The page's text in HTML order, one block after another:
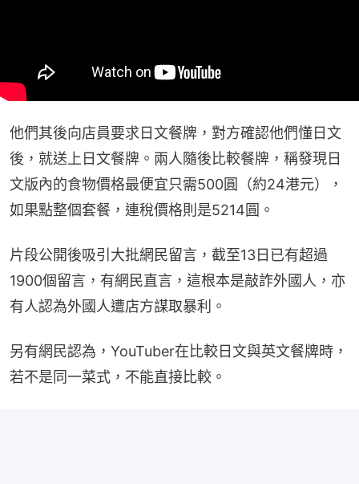
他們其後向店員要求日文餐牌，對方確認他們懂日文
後，就送上日文餐牌。兩人隨後比較餐牌，稱發現日
文版內的食物價格最便宜只需500圓（約24港元），
如果點整個套餐，連稅價格則是5214圓。
片段公開後吸引大批網民留言，截至13日已有超過
1900個留言，有網民直言，這根本是敲詐外國人，亦
有人認為外國人遭店方謀取暴利。
另有網民認為，YouTuber在比較日文與英文餐牌時，
若不是同一菜式，不能直接比較。